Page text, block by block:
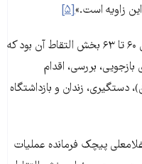
زاویه است.»[۵]
مهمترین بخش اطلاعات سپاه در سال‌های ۶۰ تا ۶۳ بخش التقاط آن بود که
بررسی، اقدام
دستگیری، زندان و بازداشتگاه
غلامعلی پیچک فرمانده عملیات